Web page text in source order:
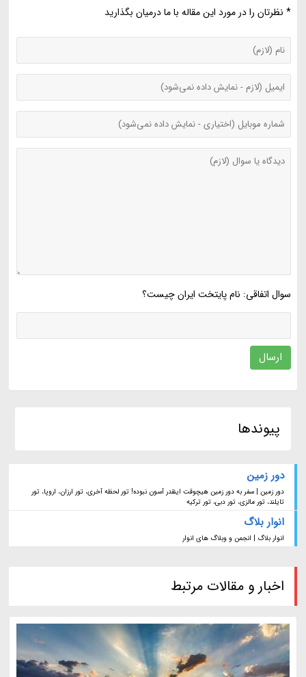
* نظرتان را در مورد این مقاله با ما درمیان بگذارید
سوال اتفاقی: نام پایتخت ایران چیست؟
ارسال
پیوندها
دور زمین
دور زمین | سفر به دور زمین هیچوقت اینقدر آسون نبوده! تور لحظه آخری، تور ارزان، اروپا، تور
تایلند، تور مالزی، تور دبی، تور ترکیه
انوار بلاگ
انوار بلاگ | انجمن و وبلاگ های انوار
اخبار و مقالات مرتبط